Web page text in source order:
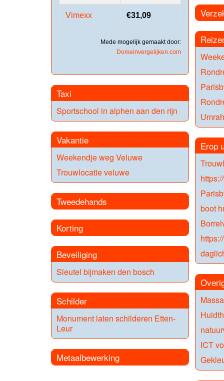
Vimexx €31,09
Mede mogelijk gemaakt door:
Domeinvergelijken.com
Taxi
Sportschool in alphen aan den rijn
Vakantie
Weekendje weg Veluwe
Trouwlocatie veluwe
Tweedehands
Korting
Beveiliging
Sleutel bijmaken den bosch
Schilder
Monument laten schilderen Etten-
Leur
Metaalbewerking
Erop
boot
ICT